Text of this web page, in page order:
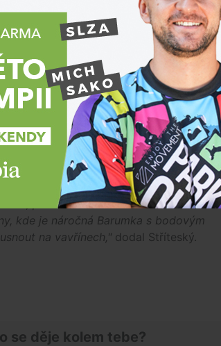
dokázali přeskočit Honzu (Kopeckého)
jel rychle. Odpoledne jsme nemohli
jsme se snažit,"
řekl Stříteský.
v posledním testu předstihl
druhý Mareš nakonec
kdy se pojede Bohemia rallye Mladá
s náskokem 20 bodů na Mareše,
povedlo se nám usadit se v čele
kde je náročná Barumka s bodovým
na vavřínech," dodal Stříteský.
se děje kolem tebe?